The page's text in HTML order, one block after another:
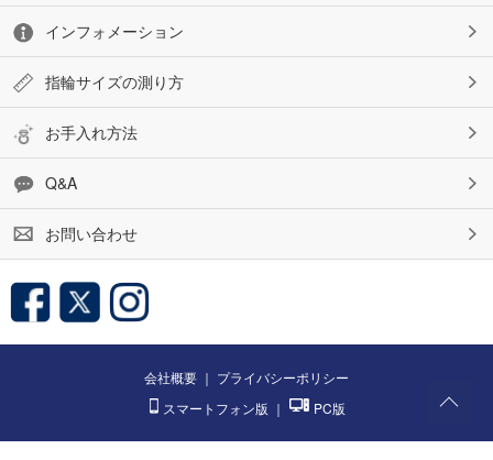
インフォメーション
指輪サイズの測り方
お手入れ方法
Q&A
お問い合わせ
会社概要 ｜ プライバシーポリシー
スマートフォン版 ｜ PC版